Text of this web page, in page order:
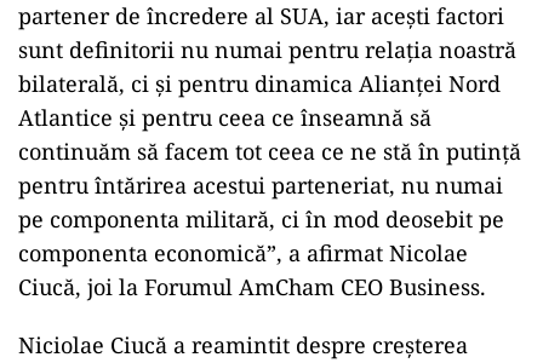
partener de încredere al SUA, iar aceşti factori
sunt definitorii nu numai pentru relaţia noastră
bilaterală, ci şi pentru dinamica Alianţei Nord
Atlantice şi pentru ceea ce înseamnă să
continuăm să facem tot ceea ce ne stă în putinţă
pentru întărirea acestui parteneriat, nu numai
pe componenta militară, ci în mod deosebit pe
componenta economică”, a afirmat Nicolae
Ciucă, joi la Forumul AmCham CEO Business.
Niciolae Ciucă a reamintit despre creşterea